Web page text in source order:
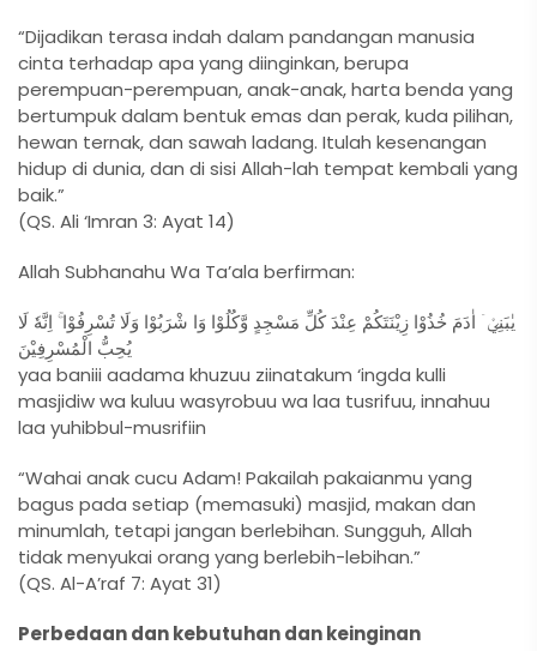
“Dijadikan terasa indah dalam pandangan manusia
cinta terhadap apa yang diinginkan, berupa
perempuan-perempuan, anak-anak, harta benda yang
bertumpuk dalam bentuk emas dan perak, kuda pilihan,
hewan ternak, dan sawah ladang. Itulah kesenangan
hidup di dunia, dan di sisi Allah-lah tempat kembali yang
baik.”
(QS. Ali ‘Imran 3: Ayat 14)
Allah Subhanahu Wa Ta’ala berfirman:
يٰبَنِيْۤ اٰدَمَ خُذُوْا زِيْنَتَكُمْ عِنْدَ كُلِّ مَسْجِدٍ وَّكُلُوْا وَا شْرَبُوْا وَلَا تُسْرِفُوْا ۚ اِنَّهٗ لَا
يُحِبُّ الْمُسْرِفِيْنَ
yaa baniii aadama khuzuu ziinatakum ‘ingda kulli
masjidiw wa kuluu wasyrobuu wa laa tusrifuu, innahuu
laa yuhibbul-musrifiin
“Wahai anak cucu Adam! Pakailah pakaianmu yang
bagus pada setiap (memasuki) masjid, makan dan
minumlah, tetapi jangan berlebihan. Sungguh, Allah
tidak menyukai orang yang berlebih-lebihan.”
(QS. Al-A’raf 7: Ayat 31)
Perbedaan dan kebutuhan dan keinginan